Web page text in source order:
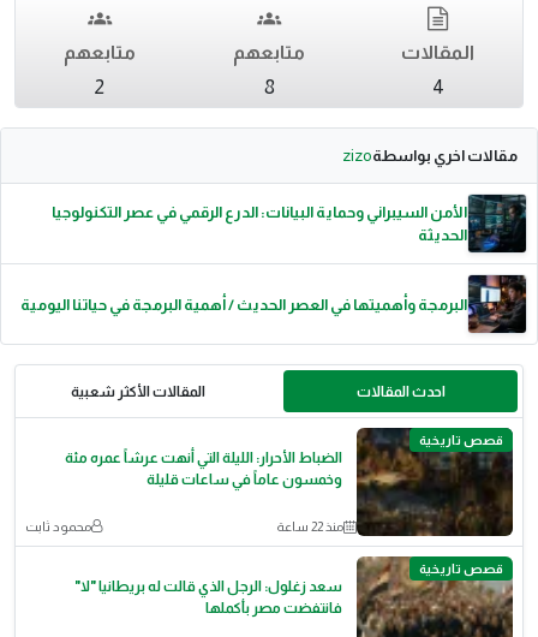
المقالات
4
متابعهم
8
متابعهم
2
مقالات اخري بواسطةzizo
الأمن السيبراني وحماية البيانات: الدرع الرقمي في عصر التكنولوجيا
الحديثة
البرمجة وأهميتها في العصر الحديث / أهمية البرمجة في حياتنا اليومية
احدث المقالات المقالات الأكثر شعبية
قصص تاريخية
الضباط الأحرار: الليلة التي أنهت عرشاً عمره مئة
وخمسون عاماً في ساعات قليلة
منذ 22 ساعة محمود ثابت
قصص تاريخية
سعد زغلول: الرجل الذي قالت له بريطانيا "لا"
فانتفضت مصر بأكملها